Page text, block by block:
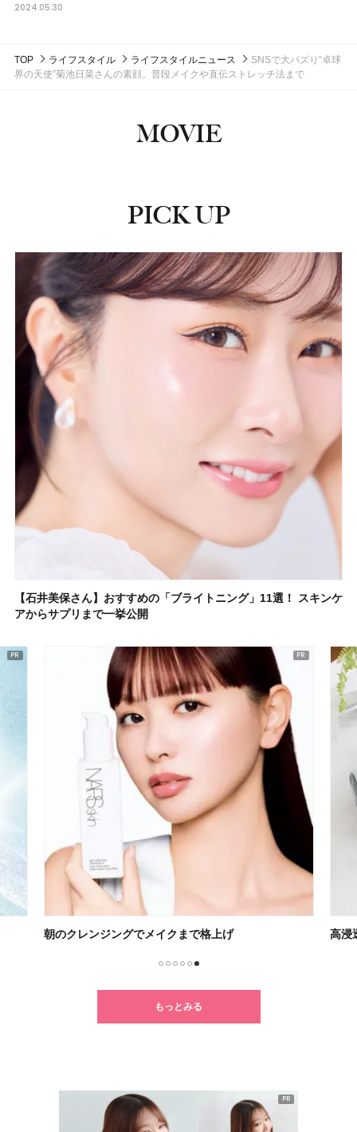
2024.05.30
TOP ライフスタイル ライフスタイルニュース
SNSで大バズり“卓球
界の天使”菊池日菜さんの素顔。普段メイクや直伝ストレッチ法まで
MOVIE
PICK UP
【石井美保さん】おすすめの「ブライトニング」11選！ スキンケ
アからサプリまで一挙公開
朝のクレンジングでメイクまで格上げ 高浸
もっとみる
PR